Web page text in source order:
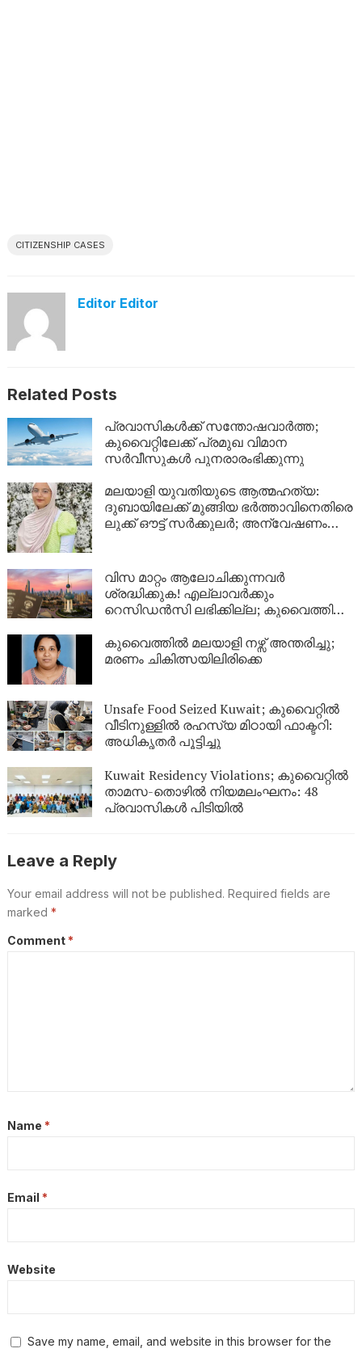
CITIZENSHIP CASES
Editor Editor
Related Posts
പ്രവാസികൾക്ക് സന്തോഷവാർത്ത;
കുവൈറ്റിലേക്ക് പ്രമുഖ വിമാന
സർവീസുകൾ പുനരാരംഭിക്കുന്നു
മലയാളി യുവതിയുടെ ആത്മഹത്യ:
ദുബായിലേക്ക് മുങ്ങിയ ഭർത്താവിനെതിരെ
ലുക്ക് ഔട്ട് സർക്കുലർ; അന്വേഷണം
വിസ മാറ്റം ആലോചിക്കുന്നവർ
ശ്രദ്ധിക്കുക! എല്ലാവർക്കും
റെസിഡൻസി ലഭിക്കില്ല; കുവൈത്തിന്റെ
കുവൈത്തിൽ മലയാളി നഴ്സ് അന്തരിച്ചു;
മരണം ചികിത്സയിലിരിക്കെ
Unsafe Food Seized Kuwait; കുവൈറ്റിൽ
വീടിനുള്ളിൽ രഹസ്യ മിഠായി ഫാക്ടറി:
അധികൃതർ പൂട്ടിച്ചു
Kuwait Residency Violations; കുവൈറ്റിൽ
താമസ-തൊഴിൽ നിയമലംഘനം: 48
പ്രവാസികൾ പിടിയിൽ
Leave a Reply
Your email address will not be published. Required fields are
marked *
Comment *
Name *
Email *
Website
Save my name, email, and website in this browser for the